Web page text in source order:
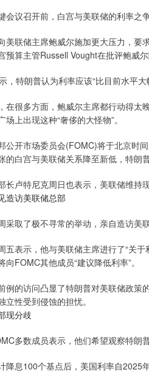
会议召开前，白宫与美联储的利率之
美联储主席鲍威尔施加更大压力，要
预算主管Russell Vought在批评鲍威
，特朗普认为利率应该“比目前水平大
在很多方面，鲍威尔主席都行动得
场上出现这种“奢侈的大怪物”。
公开市场委员会(FOMC)将于北京时
的白宫与美联储关系降至新低，特朗
长卢特尼克周日也表示，美联储维持
造访美联储总部
采取了极不寻常的举动，亲自造访美
五表示，他与美联储主席进行了“关
向FOMC其他成员“建议降低利率”。
例的访问凸显了特朗普对美联储政策
立性受到侵蚀的担忧。
现分歧
多数成员表示，他们希望观察特朗
降息100个基点后，美国利率自2025